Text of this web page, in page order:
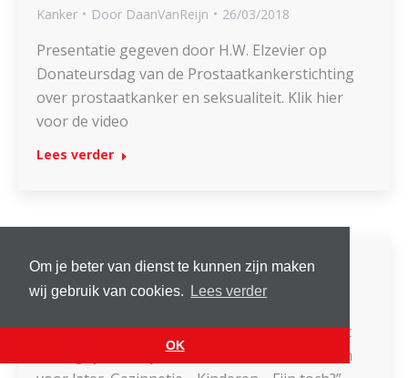
Om je beter van dienst te kunnen zijn maken
wij gebruik van cookies.
Lees verder
OK
Kanker Door DaanVanReijn 26/03/2018
Presentatie gegeven door H.W. Elzevier op
Donateursdag van de Prostaatkankerstichting
over prostaatkanker en seksualiteit. Klik hier
voor de video
Lees verder
Bloggebrood
Vruchtbaarheid DoorDaanVanReijn
“Oh, ja, wat erg. Maar zaadjes invriezen is echt
belangrijk hoor, je weet maar nooit! Misschien